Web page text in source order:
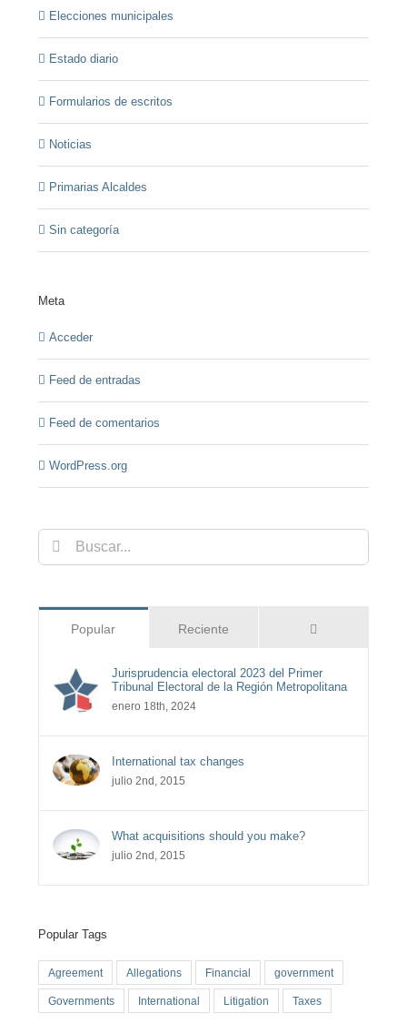
Elecciones municipales
Estado diario
Formularios de escritos
Noticias
Primarias Alcaldes
Sin categoría
Meta
Acceder
Feed de entradas
Feed de comentarios
WordPress.org
Buscar:
Popular Reciente
Jurisprudencia electoral 2023 del Primer
Tribunal Electoral de la Región Metropolitana
enero 18th, 2024
International tax changes
julio 2nd, 2015
What acquisitions should you make?
julio 2nd, 2015
Popular Tags
Agreement Allegations Financial government
Governments International Litigation Taxes